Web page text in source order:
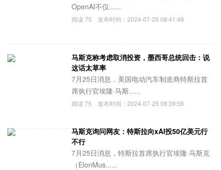
OpenAI不仅......
阅读75 发布时间：2024-07-25 08:41:48
马斯克称考虑取消投资，墨西哥总统回击：说
这话太草率
7月25日消息，美国电动汽车制造商特斯拉首
席执行官埃隆·马斯......
阅读75 发布时间：2024-07-25 08:39:56
马斯克询问网友：特斯拉向xAI投50亿美元行
不行
7月25日消息，特斯拉首席执行官埃隆·马斯克
（ElonMus......